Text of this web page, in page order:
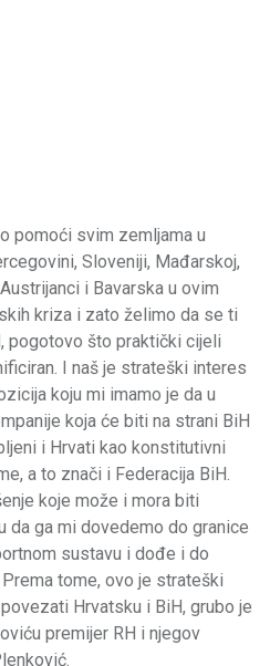
pomoći svim zemljama u
Sloveniji, Mađarskoj,
i Bavarska u ovim
kriza i zato želimo da se ti
pogotovo što praktički cijeli
I naš je strateški interes
koju mi imamo je da u
koja će biti na strani BiH
i Hrvati kao konstitutivni
a to znači i Federacija BiH.
koje može i mora biti
da ga mi dovedemo do granice
sustavu i dođe i do
tome, ovo je strateški
Hrvatsku i BiH, grubo je
premijer RH i njegov